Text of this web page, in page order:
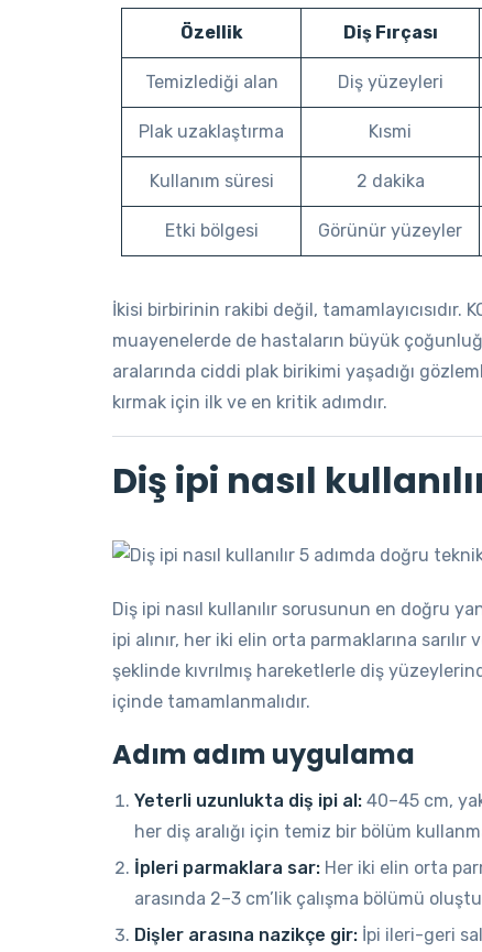
Özellik Diş Fırçası
Temizlediği alan Diş yüzeyleri
Plak uzaklaştırma Kısmi
Kullanım süresi 2 dakika
Etki bölgesi Görünür yüzeyler
İkisi birbirinin rakibi değil, tamamlayıcısıdır.
muayenelerde de hastaların büyük
aralarında ciddi plak birikimi yaşadığı
kırmak için ilk ve en kritik adımdır.
Diş ipi nasıl
Diş ipi nasıl kullanılır sorusunun en doğru
ipi alınır, her iki elin orta parmaklarına
şeklinde kıvrılmış hareketlerle diş
içinde tamamlanmalıdır.
Adım adım uygulama
Yeterli uzunlukta diş ipi al: 40–45 cm,
her diş aralığı için temiz bir bölüm
İpleri parmaklara sar: Her iki elin orta
arasında 2–3 cm’lik çalışma bölümü
Dişler arasına nazikçe gir: İpi ileri-geri